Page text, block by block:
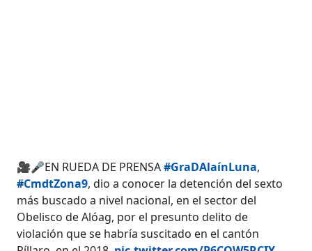
🎥🎤EN RUEDA DE PRENSA#GraDAlaínLuna,
#CmdtZona9, dio a conocer la detención del sexto
más buscado a nivel nacional, en el sector del
Obelisco de Alóag, por el presunto delito de
violación que se habría suscitado en el cantón